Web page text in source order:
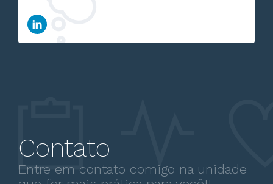
Contato
Entre em contato comigo na unidade